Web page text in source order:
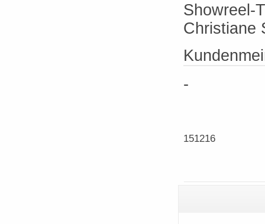
Showreel-
Christiane
-
151216